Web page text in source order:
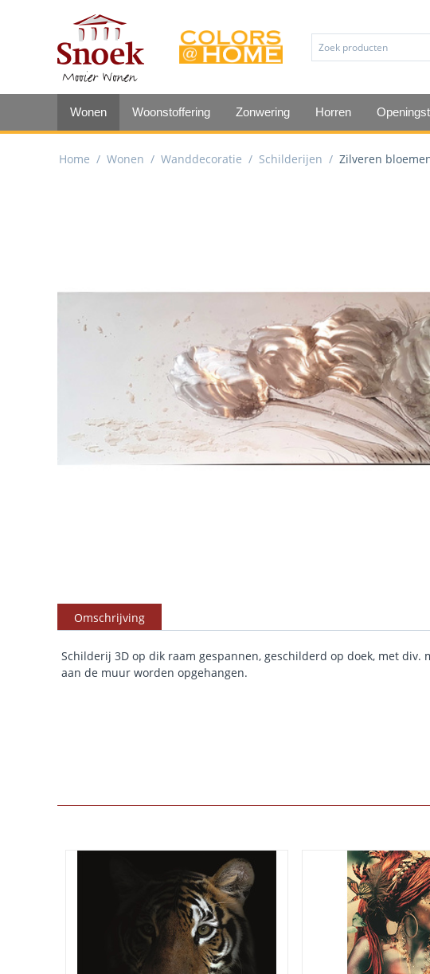
Wonen Woonstoffering Zonwering Horren
Home / Wonen / Wanddecoratie / Schilderijen / Zilveren
Omschrijving
Schilderij 3D op dik raam gespannen, geschilderd op doek, met
aan de muur worden opgehangen.